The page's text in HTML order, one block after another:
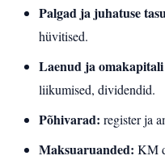
Palgad ja juhatuse
hüvitised.
Laenud ja
liikumised, dividendid.
Põhivarad: register ja
Maksuaruanded: KM